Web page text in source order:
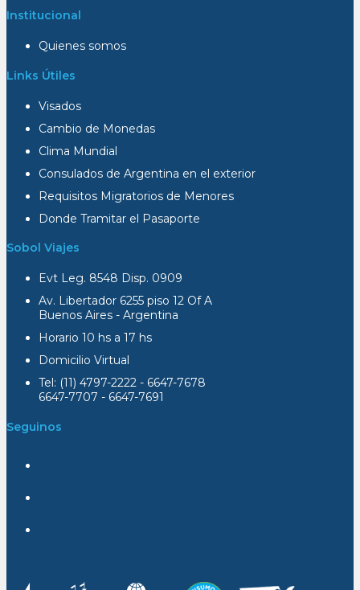
Institucional
Quienes somos
Links Útiles
Visados
Cambio de Monedas
Clima Mundial
Consulados de Argentina en el exterior
Requisitos Migratorios de Menores
Donde Tramitar el Pasaporte
Sobol Viajes
Evt Leg. 8548 Disp. 0909
Av. Libertador 6255 piso 12 Of A
Buenos Aires - Argentina
Horario 10 hs a 17 hs
Domicilio Virtual
Tel: (11) 4797-2222 - 6647-7678
6647-7707 - 6647-7691
Seguinos